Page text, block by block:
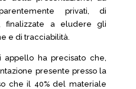
privati, di
finalizzate a eludere gli
e di tracciabilità.
ha precisato che,
presente presso la
che il 40% del materiale